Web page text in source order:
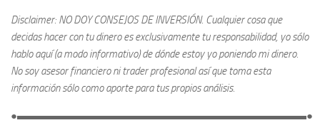
Disclaimer: NO DOY CONSEJOS DE INVERSIÓN. Cualquier cosa que
decidas hacer con tu dinero es exclusivamente tu responsabilidad, yo sólo
hablo aquí (a modo informativo) de dónde estoy yo poniendo mi dinero.
No soy asesor financiero ni trader profesional así que toma esta
información sólo como aporte para tus propios análisis.
●▬▬▬▬▬▬▬▬▬▬▬▬▬▬▬▬▬▬▬▬▬▬▬▬▬▬▬●